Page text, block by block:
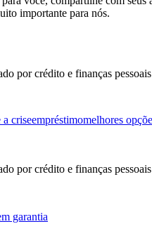
importante para nós.
por crédito e finanças pessoais
a criseempréstimomelhores
por crédito e finanças pessoais
garantia